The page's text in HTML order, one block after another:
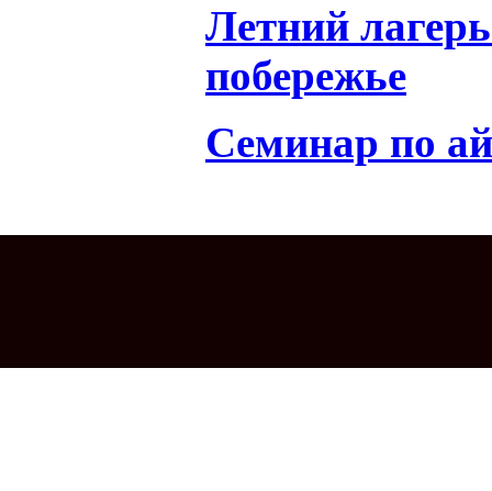
Летний
побережье
Семинар по